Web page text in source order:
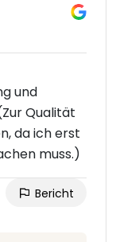
und
Qualität
da ich erst
muss.)
Bericht